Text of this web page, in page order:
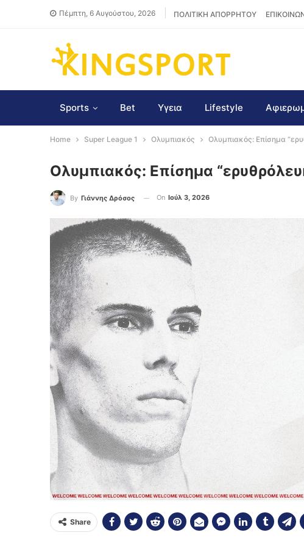
Πέμπτη, 6 Αυγούστου, 2026 ΠΟΛΙΤΙΚΗ ΑΠΟΡΡΗΤΟΥ
Sports Bet Υγεια Lifestyle
Home Super League 1 Ολυμπιακός Ολυμπιακός: Επίσημα
Ολυμπιακός: Επίσημα
By Γιάννης Δρόσος On Ιούλ 3, 2026
Share